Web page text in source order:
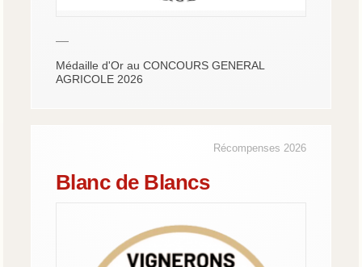
—
Médaille d'Or au CONCOURS GENERAL
AGRICOLE 2026
Récompenses 2026
Blanc de Blancs